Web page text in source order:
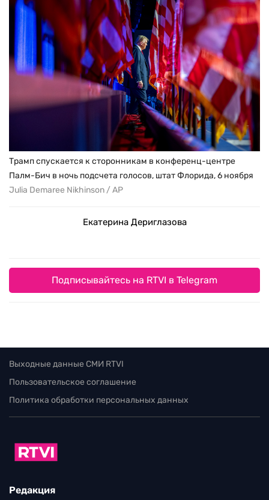
Трамп спускается к сторонникам в конференц-центре
Палм-Бич в ночь подсчета голосов, штат Флорида, 6 ноября
Julia Demaree Nikhinson / AP
Екатерина Дериглазова
Подписывайтесь на RTVI в Telegram
Выходные данные СМИ RTVI
Пользовательское соглашение
Политика обработки персональных данных
Редакция